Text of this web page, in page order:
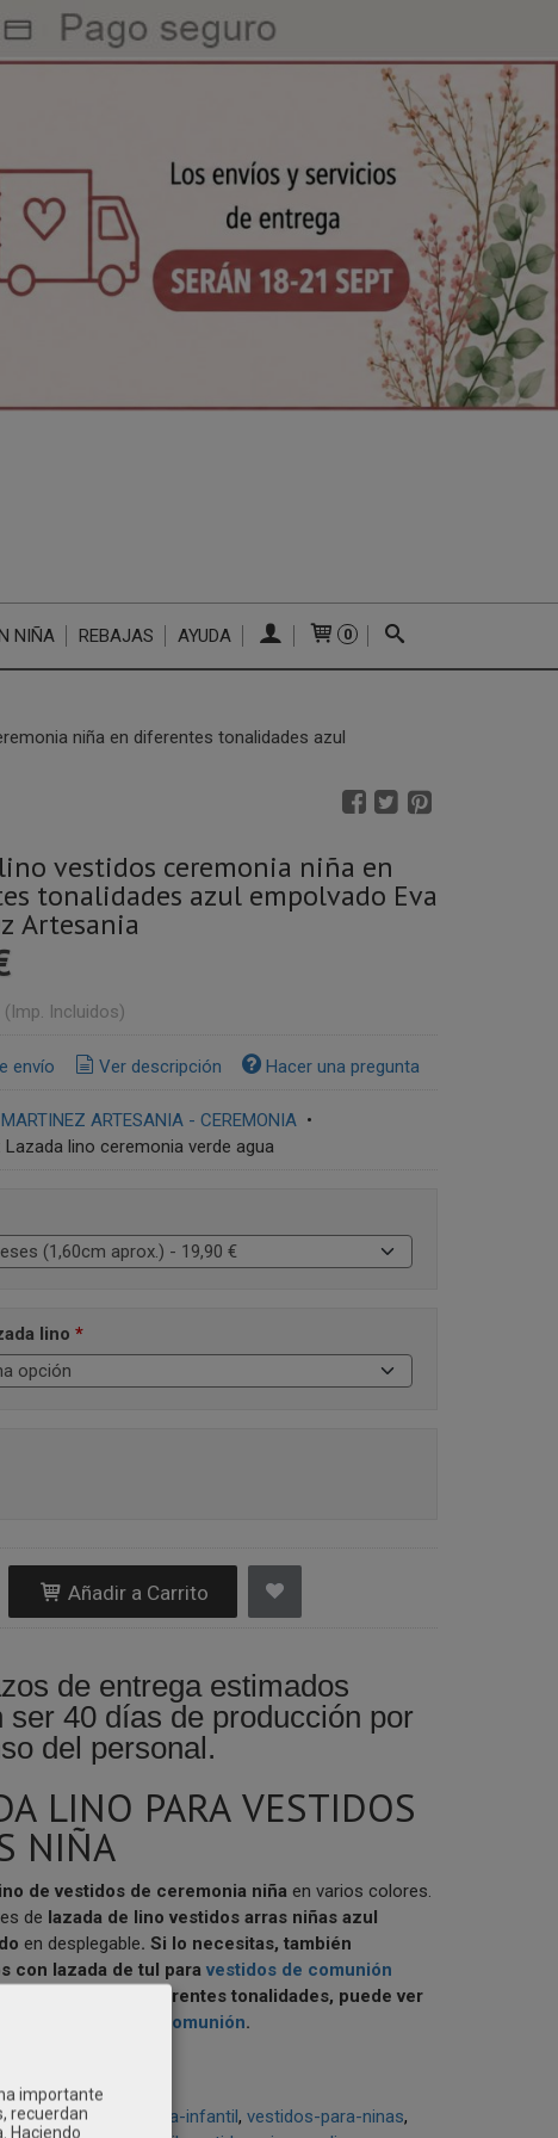
NIÑA REBAJAS AYUDA 0
niña en diferentes tonalidades azul
vestidos ceremonia niña en
tonalidades azul empolvado Eva
Artesania
(Imp. Incluidos)
envío Ver descripción Hacer una pregunta
ARTESANIA - CEREMONIA•
Lazada lino ceremonia verde agua
lino *
Añadir a Carrito
de entrega estimados
ser 40 días de producción por
del personal.
LINO PARA VESTIDOS
NIÑA
de vestidos de ceremonia niña en varios colores.
de lazada de lino vestidos arras niñas azul
en desplegable. Si lo necesitas, también
con lazada de tul para vestidos de comunión
según tallas en diferentes tonalidades, puede ver
de tul vestidos comunión.
kids-moda-infantil vestidos-para-ninas
importante
recuerdan
Haciendo